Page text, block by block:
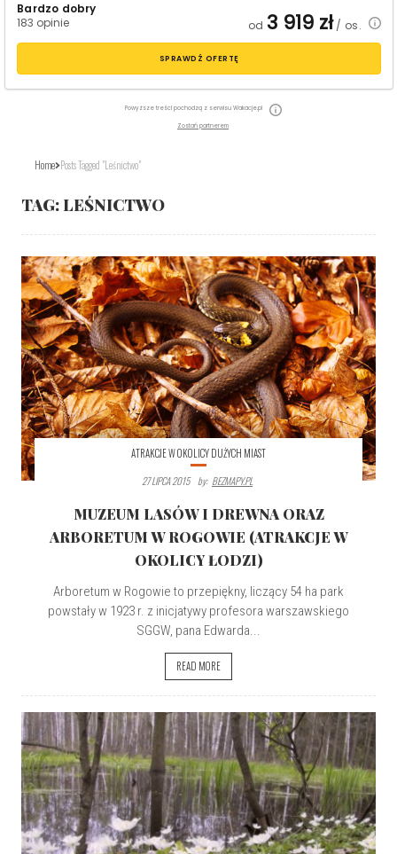
Bardzo dobry
183 opinie
od 3 919 zł/ os.
SPRAWDŹ OFERTĘ
Powyższe treści pochodzą z serwisu Wakacje.pl
Zostań partnerem
Home Posts Tagged "leśnictwo"
TAG:LEŚNICTWO
ATRAKCJE W OKOLICY DUŻYCH MIAST
27 LIPCA 2015
By: BEZMAPY.PL
MUZEUM LASÓW I DREWNA ORAZ
ARBORETUM W ROGOWIE (ATRAKCJE W
OKOLICY ŁODZI)
Arboretum w Rogowie to przepiękny, liczący 54 ha park
powstały w 1923 r. z inicjatywy profesora warszawskiego
SGGW, pana Edwarda...
READ MORE